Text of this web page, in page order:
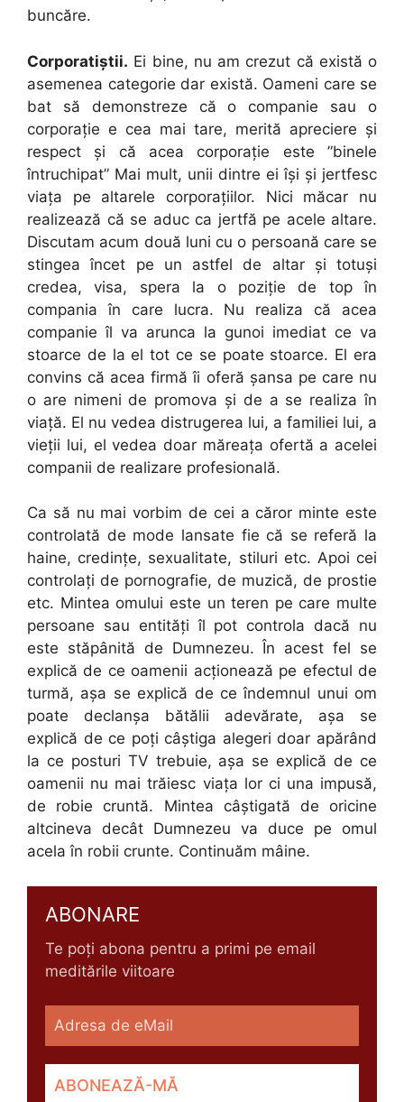
buncăre.
Corporatiștii. Ei bine, nu am crezut că există o
asemenea categorie dar există. Oameni care se
bat să demonstreze că o companie sau o
corporaţie e cea mai tare, merită apreciere și
respect și că acea corporație este ”binele
întruchipat” Mai mult, unii dintre ei își și jertfesc
viața pe altarele corporaţiilor. Nici măcar nu
realizează că se aduc ca jertfă pe acele altare.
Discutam acum două luni cu o persoană care se
stingea încet pe un astfel de altar și totuși
credea, visa, spera la o poziție de top în
compania în care lucra. Nu realiza că acea
companie îl va arunca la gunoi imediat ce va
stoarce de la el tot ce se poate stoarce. El era
convins că acea firmă îi oferă șansa pe care nu
o are nimeni de promova și de a se realiza în
viață. El nu vedea distrugerea lui, a familiei lui, a
vieţii lui, el vedea doar măreața ofertă a acelei
companii de realizare profesională.
Ca să nu mai vorbim de cei a căror minte este
controlată de mode lansate fie că se referă la
haine, credinţe, sexualitate, stiluri etc. Apoi cei
controlați de pornografie, de muzică, de prostie
etc. Mintea omului este un teren pe care multe
persoane sau entități îl pot controla dacă nu
este stăpânită de Dumnezeu. În acest fel se
explică de ce oamenii acţionează pe efectul de
turmă, așa se explică de ce îndemnul unui om
poate declanșa bătălii adevărate, așa se
explică de ce poți câștiga alegeri doar apărând
la ce posturi TV trebuie, așa se explică de ce
oamenii nu mai trăiesc viața lor ci una impusă,
de robie cruntă. Mintea câştigată de oricine
altcineva decât Dumnezeu va duce pe omul
acela în robii crunte. Continuăm mâine.
ABONARE
Te poți abona pentru a primi pe email
meditările viitoare